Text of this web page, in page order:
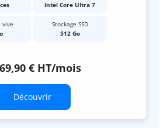
Intel Core Ultra 7
vive
Stockage SSD
512 Go
69,90 € HT/mois
Découvrir